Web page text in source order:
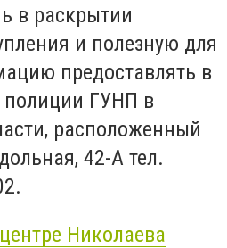
в раскрытии
и полезную для
предоставлять в
полиции ГУНП в
расположенный
42-А тел.
Николаева